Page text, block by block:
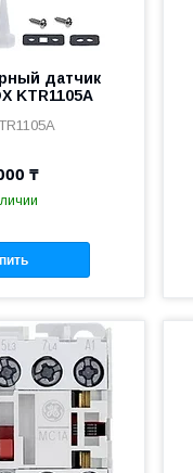
датчик
KTR1105A
₸